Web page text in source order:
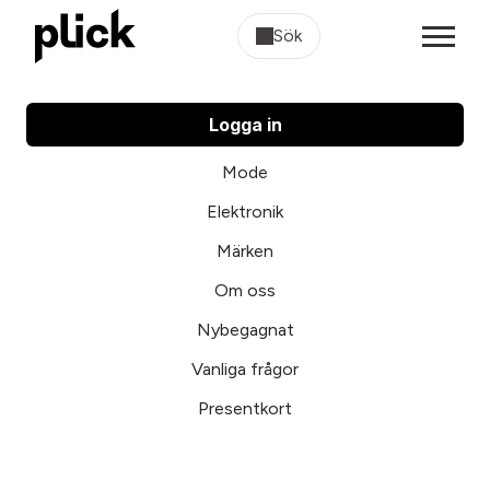
Sök
Logga in
Mode
Elektronik
Märken
Om oss
Nybegagnat
Vanliga frågor
Presentkort